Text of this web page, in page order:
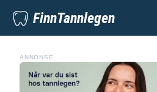
FinnTannlegen
ANNONSE